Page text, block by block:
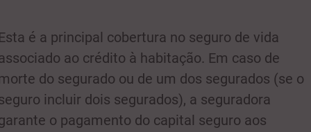
é a principal cobertura no seguro de vida
ao crédito à habitação. Em caso de
do segurado ou de um dos segurados (se o
incluir dois segurados), a seguradora
o pagamento do capital seguro aos